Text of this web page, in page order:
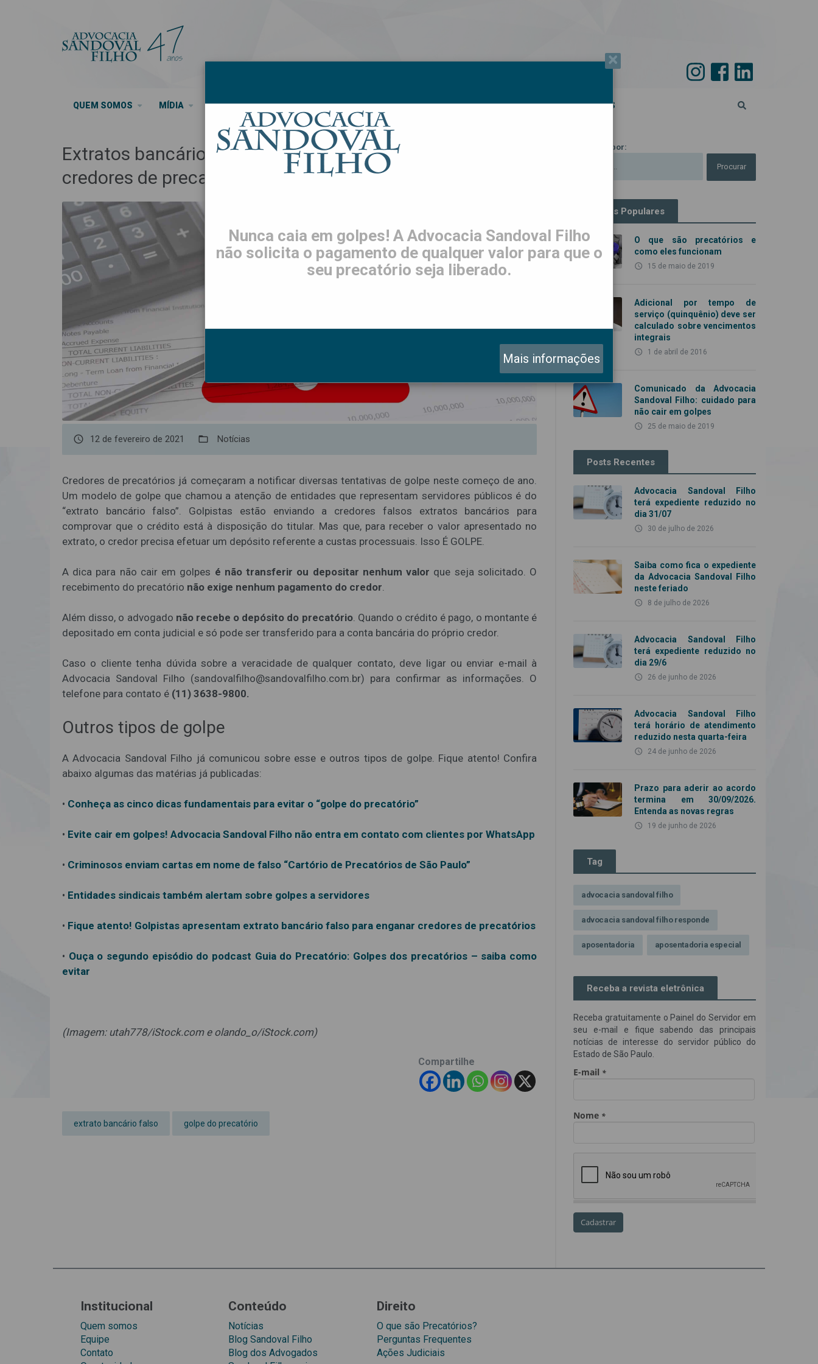
QUEM SOMOS MÍDIA SEUS DIREITOS LGPD TRABALHE CONOSCO CONTATO ESPECIAL 45 ANOS
Extratos bancários falsos são usados para enganar
credores de precatórios. Saiba como evitar este golpe
access_time 12 de fevereiro de 2021 folder_open Notícias
Credores de precatórios já começaram a notificar diversas tentativas de golpe neste começo de ano.
Um modelo de golpe que chamou a atenção de entidades que representam servidores públicos é do
“extrato bancário falso”. Golpistas estão enviando a credores falsos extratos bancários para
comprovar que o crédito está à disposição do titular. Mas que, para receber o valor apresentado no
extrato, o credor precisa efetuar um depósito referente a custas processuais. Isso É GOLPE.
A dica para não cair em golpes é não transferir ou depositar nenhum valor que seja solicitado. O
recebimento do precatório não exige nenhum pagamento do credor
Além disso, o advogado não recebe o depósito do precatório. Quando o crédito é pago, o montante é
depositado em conta judicial e só pode ser transferido para a conta bancária do próprio credor.
Caso o cliente tenha dúvida sobre a veracidade de qualquer contato, deve ligar ou enviar e-mail à
Advocacia Sandoval Filho (sandovalfilho@sandovalfilho.com.br) para confirmar as informações. O
telefone para contato é (11) 3638-9800.
Outros tipos de golpe
A Advocacia Sandoval Filho já comunicou sobre esse e outros tipos de golpe. Fique atento! Confira
abaixo algumas das matérias já publicadas:
• Conheça as cinco dicas fundamentais para evitar o “golpe do precatório”
• Evite cair em golpes! Advocacia Sandoval Filho não entra em contato com clientes por WhatsApp
• Criminosos enviam cartas em nome de falso “Cartório de Precatórios de São Paulo”
• Entidades sindicais também alertam sobre golpes a servidores
• Fique atento! Golpistas apresentam extrato bancário falso para enganar credores de precatórios
• Ouça o segundo episódio do podcast Guia do Precatório: Golpes dos precatórios – saiba como
evitar
(Imagem: utah778/iStock.com e olando_o/iStock.com)
Compartilhe
extrato bancário falso golpe do precatório
Procurar por:
Artigos Populares
O que são precatórios e
como eles funcionam
access_time 15 de maio de 2019
Adicional por tempo de
serviço (quinquênio) deve ser
calculado sobre vencimentos
integrais
access_time 1 de abril de 2016
Comunicado da Advocacia
Sandoval Filho: cuidado para
não cair em golpes
access_time 25 de maio de 2019
Posts Recentes
Advocacia Sandoval Filho
terá expediente reduzido no
dia 31/07
access_time 30 de julho de 2026
Saiba como fica o expediente
da Advocacia Sandoval Filho
neste feriado
access_time 8 de julho de 2026
Advocacia Sandoval Filho
terá expediente reduzido no
dia 29/6
access_time 26 de junho de 2026
Advocacia Sandoval Filho
terá horário de atendimento
reduzido nesta quarta-feira
access_time 24 de junho de 2026
Prazo para aderir ao acordo
termina em 30/09/2026.
Entenda as novas regras
access_time 19 de junho de 2026
Tag
advocacia sandoval filho
advocacia sandoval filho responde
aposentadoria aposentadoria especial
Campanha contra assédio ilegal
Campanha da OAB SP CNJ
Comissão de Precatórios da OAB SP
credores prioritários
Dia dos Professores
golpe do precatório
golpes a credores
Messias Falleiros OAB SP OPV
Receba a revista eletrônica
Receba gratuitamente o Painel do Servidor em
seu e-mail e fique sabendo das principais
notícias de interesse do servidor público do
Estado de São Paulo.
Institucional
Quem somos
Equipe
Contato
Conteúdo
Notícias
Blog Sandoval Filho
Blog dos Advogados
Direito
O que são Precatórios?
Perguntas Frequentes
Ações Judiciais
×
Nunca caia em golpes! A Advocacia Sandoval Filho
não solicita o pagamento de qualquer valor para que o
seu precatório seja liberado.
Mais informações